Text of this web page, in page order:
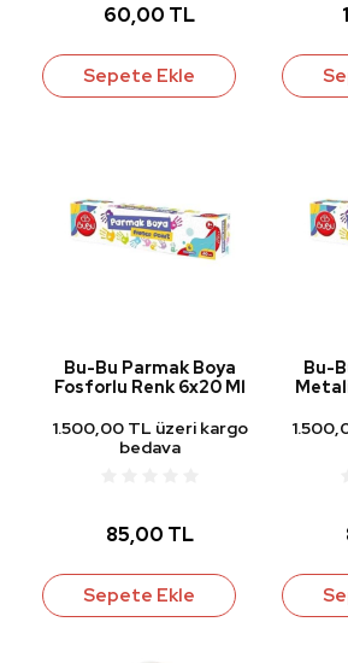
60,00 TL
Sepete Ekle
Bu-Bu Parmak Boya
Fosforlu Renk 6x20 Ml
1.500,00 TL üzeri kargo
bedava
85,00 TL
Sepete Ekle
Bu-